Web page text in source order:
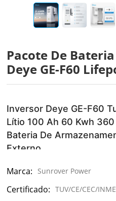
Pacote De
Deye GE-F60
Inversor Deye GE-F60
Lítio 100 Ah 60 Kwh
Bateria De
Externo
Marca: Sunrover Power
Certificado: TUV/CE/CEC/